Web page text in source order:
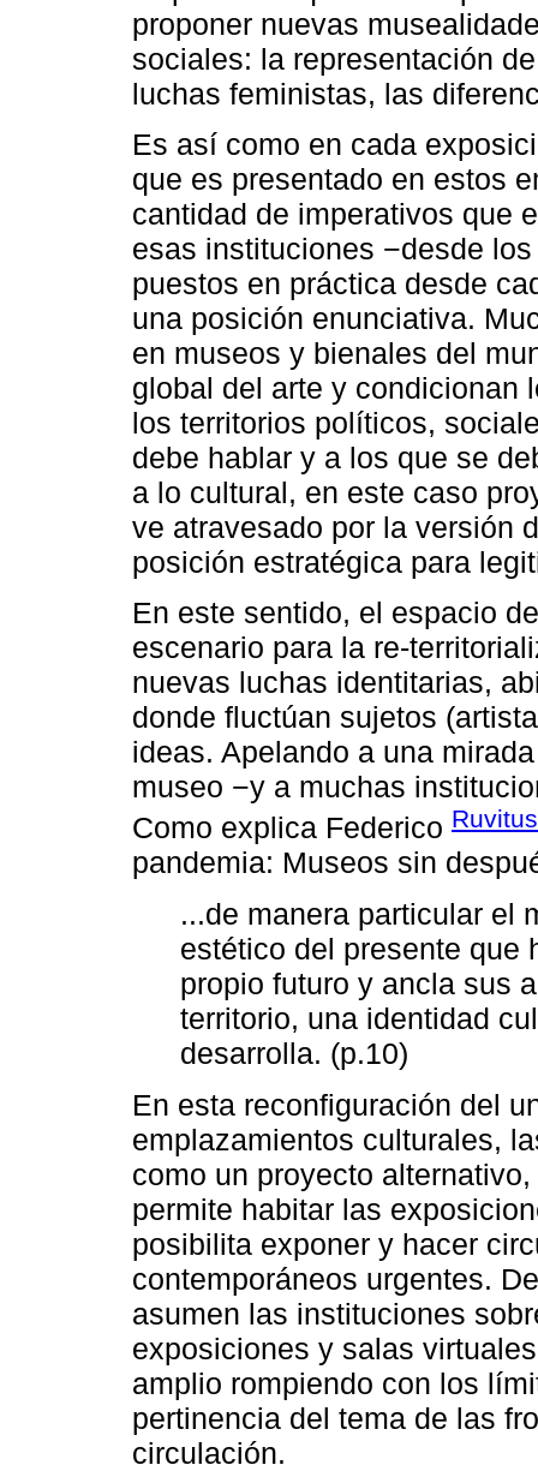
proponer nuevas
sociales: la representación
luchas feministas, las
Es así como en cada
que es presentado en estos
cantidad de imperativos que
esas instituciones −desde
puestos en práctica desde
una posición enunciativa.
en museos y bienales del
global del arte y condicionan
los territorios políticos,
debe hablar y a los que se
a lo cultural, en este caso
ve atravesado por la versión
posición estratégica para
En este sentido, el espacio
escenario para la re-
nuevas luchas identitarias,
donde fluctúan sujetos
ideas. Apelando a una
museo −y a muchas
Como explica Federico
pandemia: Museos sin
...de manera particular el
estético del presente que
propio futuro y ancla sus
territorio, una identidad
desarrolla. (p.10)
En esta reconfiguración del
emplazamientos culturales,
como un proyecto
permite habitar las
posibilita exponer y hacer
contemporáneos urgentes.
asumen las instituciones
exposiciones y salas
amplio rompiendo con los
pertinencia del tema de las
circulación.